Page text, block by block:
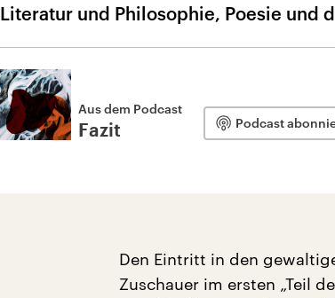
Literatur und Philosophie, Poesie und
Aus dem Podcast
Fazit Podcast
Den Eintritt in den
Zuschauer im ersten „Teil